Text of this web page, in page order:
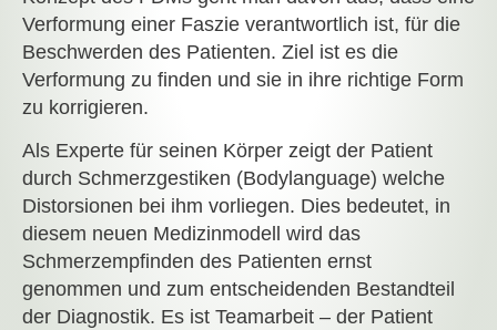
Verformung einer Faszie verantwortlich ist, für die
Beschwerden des Patienten. Ziel ist es die
Verformung zu finden und sie in ihre richtige Form
zu korrigieren.
Als Experte für seinen Körper zeigt der Patient
durch Schmerzgestiken (Bodylanguage) welche
Distorsionen bei ihm vorliegen. Dies bedeutet, in
diesem neuen Medizinmodell wird das
Schmerzempfinden des Patienten ernst
genommen und zum entscheidenden Bestandteil
der Diagnostik. Es ist Teamarbeit – der Patient